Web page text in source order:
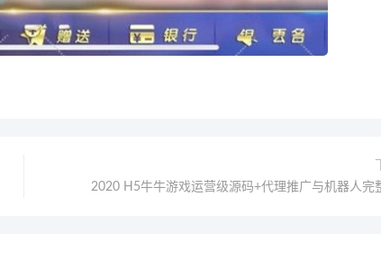
2020 H5牛牛游戏运营级源码+代理推广与机器人完